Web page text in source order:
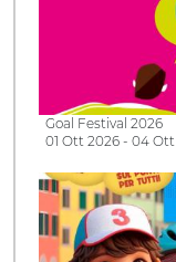
Goal Festival 2026
01 Ott 2026 - 04